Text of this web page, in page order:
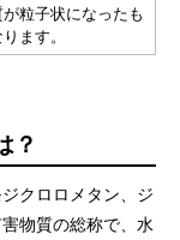
粒子状になったも
ます。
？
クロロメタン、ジ
物質の総称で、水